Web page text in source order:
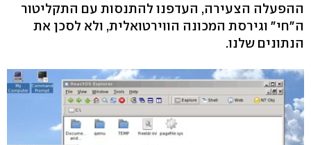
ההפעלה הצעירה, העדפנו להתנסות עם התקליטור
ה"חי" וגירסת המכונה הווירטואלית, ולא לסכן את
הנתונים שלנו.